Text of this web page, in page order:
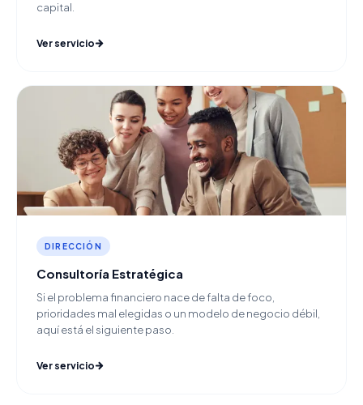
capital.
Ver servicio
DIRECCIÓN
Consultoría Estratégica
Si el problema financiero nace de falta de foco,
prioridades mal elegidas o un modelo de negocio débil,
aquí está el siguiente paso.
Ver servicio